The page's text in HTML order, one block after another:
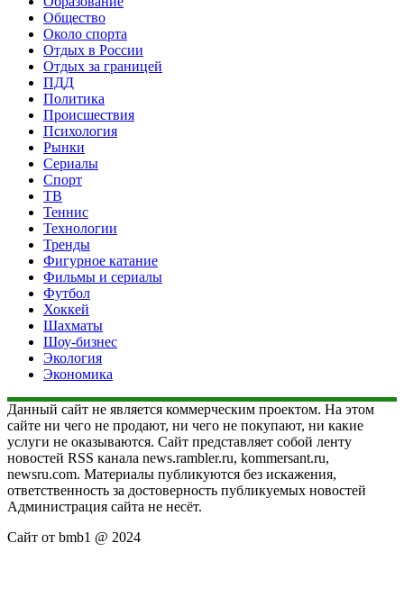
Общество
Около спорта
Отдых в России
Отдых за границей
ПДД
Политика
Происшествия
Психология
Рынки
Сериалы
Спорт
ТВ
Теннис
Технологии
Тренды
Фигурное катание
Фильмы и сериалы
Футбол
Хоккей
Шахматы
Шоу-бизнес
Экология
Экономика
Данный сайт не является коммерческим проектом. На этом
сайте ни чего не продают, ни чего не покупают, ни какие
услуги не оказываются. Сайт представляет собой ленту
новостей RSS канала news.rambler.ru, kommersant.ru,
newsru.com. Материалы публикуются без искажения,
ответственность за достоверность публикуемых новостей
Администрация сайта не несёт.
Сайт от bmb1 @ 2024